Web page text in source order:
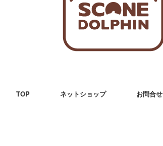
TOP ネットショップ お問合せ